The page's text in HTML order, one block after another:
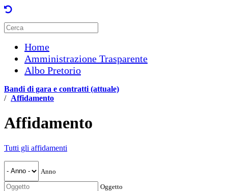
Home
Amministrazione Trasparente
Albo Pretorio
Bandi di gara e contratti (attuale)
/ Affidamento
Affidamento
Tutti gli affidamenti
Anno
Oggetto